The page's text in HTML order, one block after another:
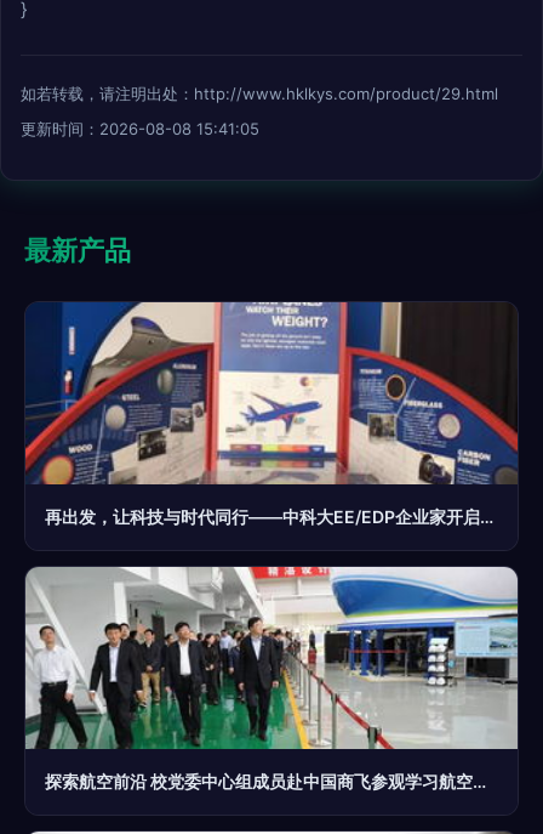
}
如若转载，请注明出处：http://www.hklkys.com/product/29.html
更新时间：2026-08-08 15:41:05
最新产品
再出发，让科技与时代同行——中科大EE/EDP企业家开启美国西海岸科技、金融、名校、名企商务投资游学之旅
探索航空前沿 校党委中心组成员赴中国商飞参观学习航空商务服务